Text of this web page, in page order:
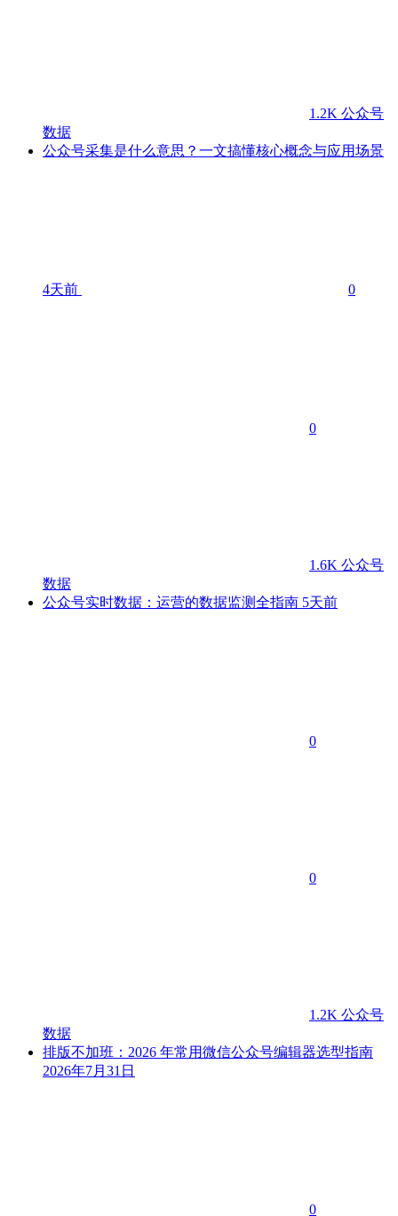
1.2K 公众号
数据
公众号采集是什么意思？一文搞懂核心概念与应用场景
4天前 0
0
1.6K 公众号
数据
公众号实时数据：运营的数据监测全指南 5天前
0
0
1.2K 公众号
数据
排版不加班：2026 年常用微信公众号编辑器选型指南
2026年7月31日
0